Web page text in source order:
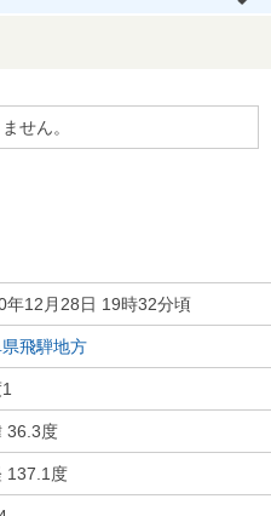
せん。
年12月28日 19時32分頃
飛騨地方
36.3度
137.1度